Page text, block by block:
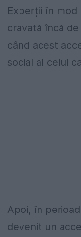
Experții în mod
cravată încă
când acest
social al celui
Apoi, în
devenit un